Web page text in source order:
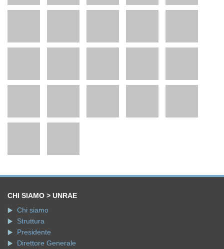
CHI SIAMO > UNRAE
Chi siamo
Struttura
Presidente
Direttore Generale